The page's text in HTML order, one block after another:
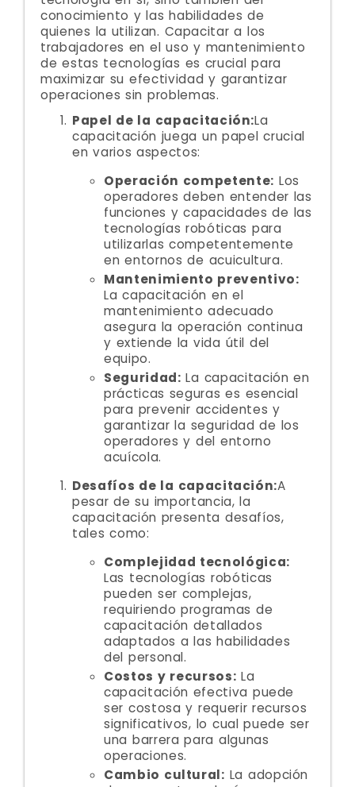
conocimiento y las habilidades de
quienes la utilizan. Capacitar a los
trabajadores en el uso y mantenimiento
de estas tecnologías es crucial para
maximizar su efectividad y garantizar
operaciones sin problemas.
Papel de la capacitación:La
capacitación juega un papel crucial
en varios aspectos:
Operación competente: Los
operadores deben entender las
funciones y capacidades de las
tecnologías robóticas para
utilizarlas competentemente
en entornos de acuicultura.
Mantenimiento preventivo:
La capacitación en el
mantenimiento adecuado
asegura la operación continua
y extiende la vida útil del
equipo.
Seguridad: La capacitación en
prácticas seguras es esencial
para prevenir accidentes y
garantizar la seguridad de los
operadores y del entorno
acuícola.
Desafíos de la capacitación:A
pesar de su importancia, la
capacitación presenta desafíos,
tales como:
Complejidad tecnológica:
Las tecnologías robóticas
pueden ser complejas,
requiriendo programas de
capacitación detallados
adaptados a las habilidades
del personal.
Costos y recursos: La
capacitación efectiva puede
ser costosa y requerir recursos
significativos, lo cual puede ser
una barrera para algunas
operaciones.
Cambio cultural: La adopción